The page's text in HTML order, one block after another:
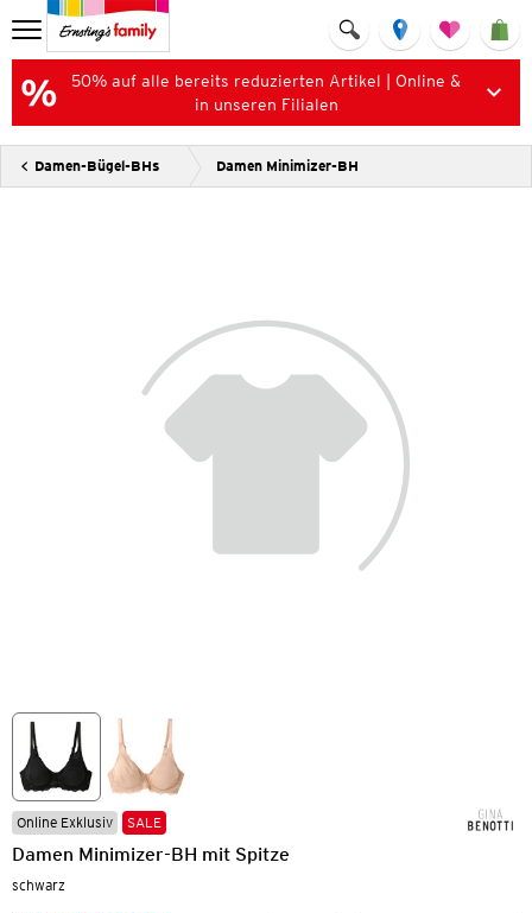
50% auf alle bereits reduzierten Artikel | Online &
in unseren Filialen
Damen-Bügel-BHs Damen Minimizer-BH
Online Exklusiv SALE
Damen Minimizer-BH mit Spitze
schwarz